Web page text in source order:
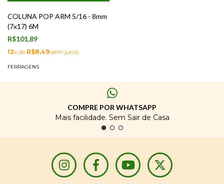
COLUNA POP ARM 5/16 - 8mm
(7x17) 6M
R$101,89
12x de R$8,49 sem juros
FERRAGENS
COMPRE POR WHATSAPP
Mais facilidade. Sem Sair de Casa